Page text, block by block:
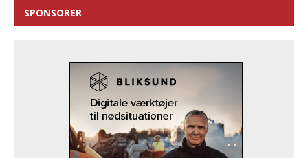
SPONSORER